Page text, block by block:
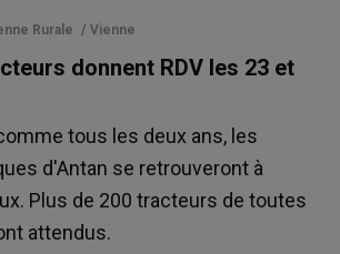
Rurale / Vienne
donnent RDV les 23 et
tous les deux ans, les
d'Antan se retrouveront à
Plus de 200 tracteurs de toutes
attendus.